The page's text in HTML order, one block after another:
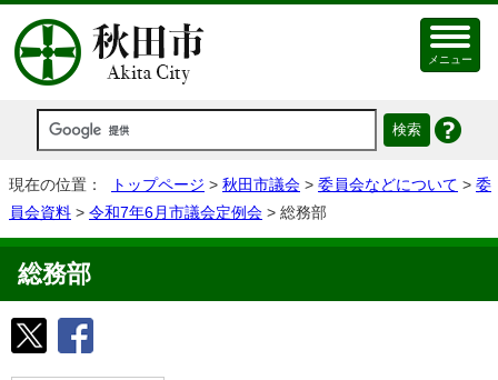
メニュー
現在の位置： トップページ > 秋田市議会 > 委員会などについて > 委
員会資料 > 令和7年6月市議会定例会 > 総務部
総務部